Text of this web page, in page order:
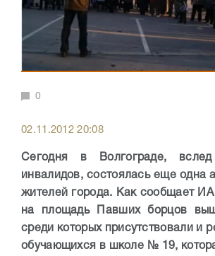
0
02.11.2012 20:08
Сегодня в Волгограде,
инвалидов, состоялась еще одна
жителей города. Как сообщает ИА
на площадь Павших борцов
среди которых присутствовали и
обучающихся в школе № 19,